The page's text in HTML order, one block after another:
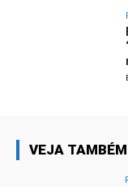
VEJA TAMBÉM